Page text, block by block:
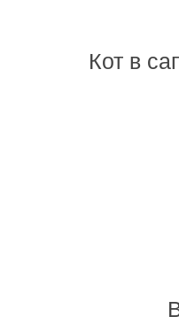
Кот в